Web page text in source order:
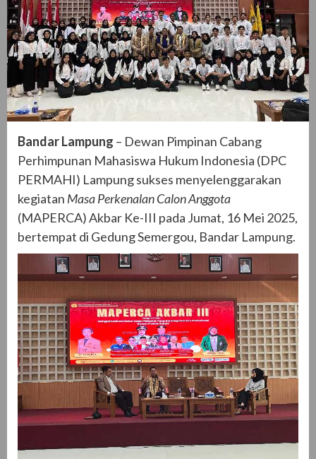
Bandar Lampung – Dewan Pimpinan Cabang
Perhimpunan Mahasiswa Hukum Indonesia (DPC
PERMAHI) Lampung sukses menyelenggarakan
kegiatan Masa Perkenalan Calon Anggota
(MAPERCA) Akbar Ke-III pada Jumat, 16 Mei 2025,
bertempat di Gedung Semergou, Bandar Lampung.